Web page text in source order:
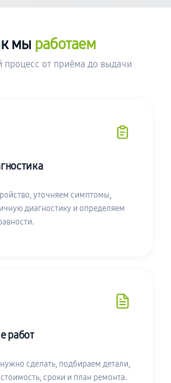
мы работаем
процесс от приёма до выдачи
уточняем симптомы,
диагностику и определяем
работ
сделать, подбираем детали,
сроки и план ремонта.